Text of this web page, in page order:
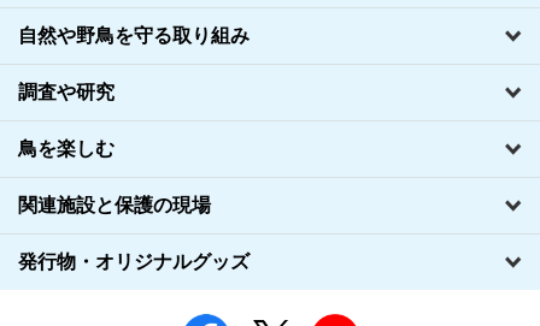
自然や野鳥を守る取り組み
調査や研究
鳥を楽しむ
関連施設と保護の現場
発行物・オリジナルグッズ